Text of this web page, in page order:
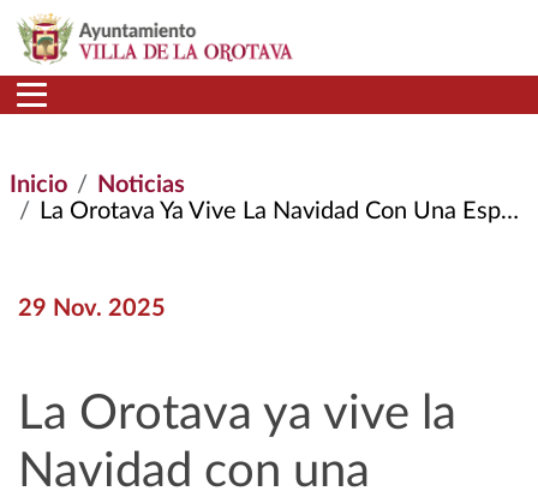
Pasar al contenido principal
Inicio
Noticias
La Orotava Ya Vive La Navidad Con Una Espectacular Iluminación
29 Nov. 2025
La Orotava ya vive la
Navidad con una